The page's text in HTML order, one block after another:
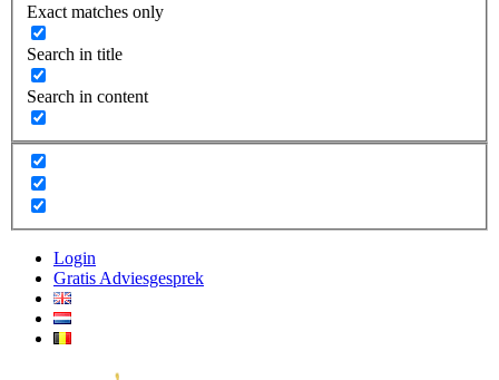
Exact matches only
Search in title
Search in content
Login
Gratis Adviesgesprek